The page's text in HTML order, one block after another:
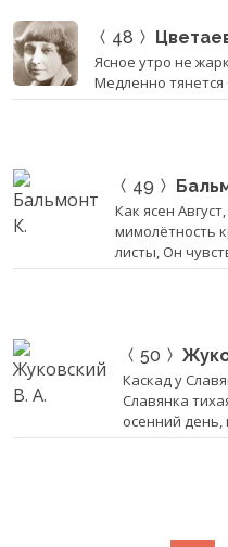
48
Ясное утро не
Медленно
49
Как ясен
мимолётность
листы, Он
50
Каскад у
Славянка
осенний день,